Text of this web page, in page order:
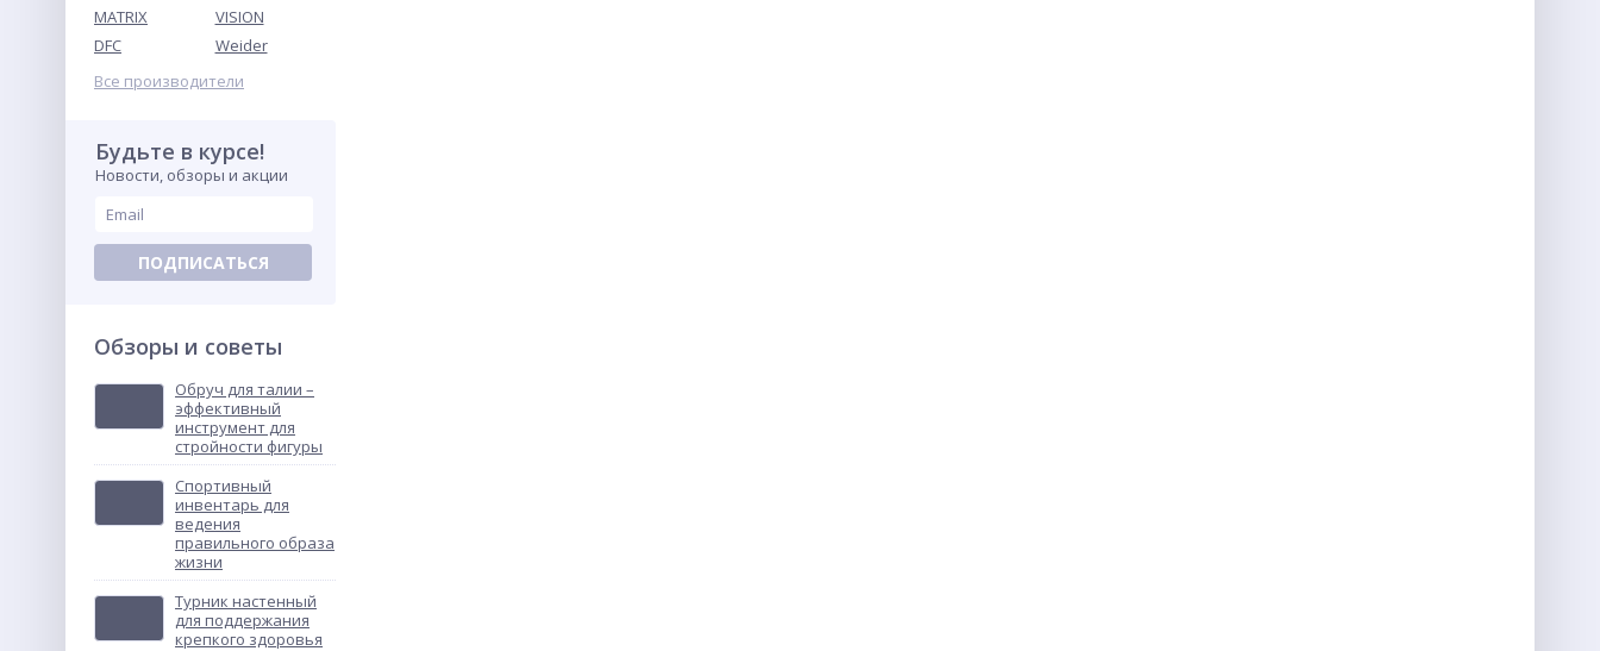
синий
MATRIX
VISION
DFC
Weider
Все производители
Будьте в курсе!
Новости, обзоры и акции
ПОДПИСАТЬСЯ
Обзоры и советы
Обруч для талии –
эффективный
инструмент для
стройности фигуры
Спортивный
инвентарь для
ведения
правильного образа
жизни
Турник настенный
для поддержания
крепкого здоровья